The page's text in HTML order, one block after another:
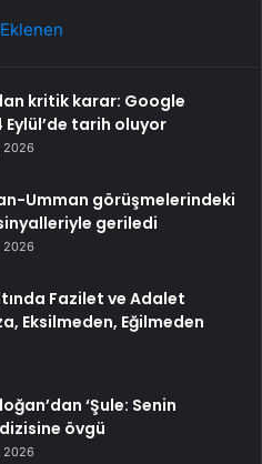
kritik karar: Google
tarih oluyor
2026
Umman görüşmelerindeki
geriledi
2026
Fazilet ve Adalet
Eksilmeden, Eğilmeden
‘Şule: Senin
övgü
2026